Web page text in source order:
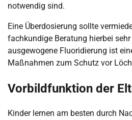
notwendig sind.
Eine Überdosierung sollte
fachkundige Beratung hierbei
ausgewogene Fluoridierung ist
Maßnahmen zum Schutz vor
Vorbildfunktion der
Kinder lernen am besten durch